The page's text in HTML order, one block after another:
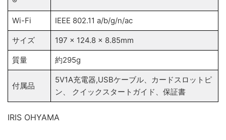
Wi-Fi IEEE 802.11 a/b/g/n/ac
サイズ 197 x 124.8 x 8.85mm
質量 約295g
付属品
5V1A充電器,USBケーブル、カードスロットピ
ン、 クイックスタートガイド、保証書
IRIS OHYAMA